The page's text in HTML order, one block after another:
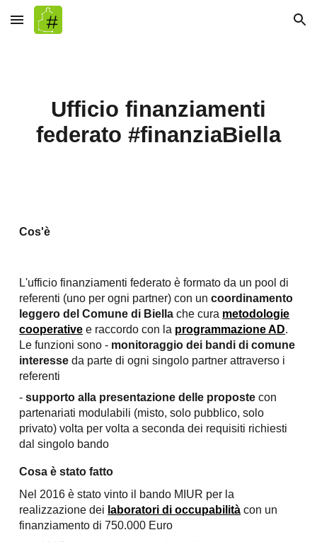
Skip to main content Skip to navigation
Ufficio finanziamenti
federato #finanziaBiella
Cos'è
L'ufficio finanziamenti federato è formato da un pool di
referenti (uno per ogni partner) con uncoordinamento
leggero del Comune di Biella che cura metodologie
cooperative e raccordo con la programmazione AD.
Le funzioni sono - monitoraggio dei bandi di comune
interesse da parte di ogni singolo partner attraverso i
referenti
-supporto alla presentazione delle propostecon
partenariati modulabili (misto, solo pubblico, solo
privato) volta per volta a seconda dei requisiti richiesti
dal singolo bando
Cosa è stato fatto
Nel 2016 è stato vinto il bando MIUR per la
realizzazione dei laboratori di occupabilità con un
finanziamento di 750.000 Euro